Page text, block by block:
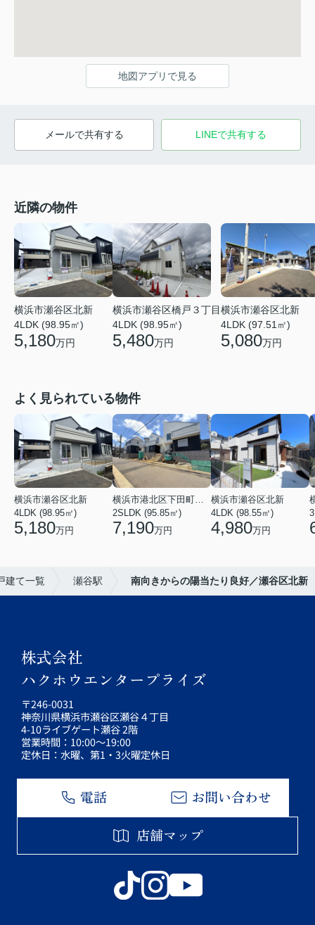
地図アプリで見る
メールで共有する LINEで共有する
近隣の物件
横浜市瀬谷区北新
4LDK (98.95㎡)
5,180万円
横浜市瀬谷区橋戸３丁目
4LDK (98.95㎡)
5,480万円
横浜市瀬谷区北新
4LDK (97.51㎡)
5,080万円
よく見られている物件
横浜市瀬谷区北新
4LDK (98.95㎡)
5,180万円
2SLDK (95.85㎡)
7,190万円
横浜市瀬谷区北新
4LDK (98.55㎡)
4,980万円
建て一覧 瀬谷駅 南向きからの陽当たり良好／瀬谷区北新
株式会社
ハクホウエンタープライズ
〒246-0031
神奈川県横浜市瀬谷区瀬谷４丁目
4-10ライブゲート瀬谷 2階
営業時間：10:00～19:00
定休日：水曜、第1・3火曜定休日
電話
お問い合わせ
店舗マップ